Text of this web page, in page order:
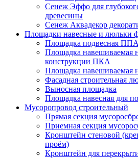
Сенеж Эффо для
древесины
Сенеж Аквадекор
Площадки навесные и люльки
Площадка подвесная ППА
Площадка навешиваемая
конструкции ПКА
Площадка навешиваемая
Фасадная строительная
Выносная площадка
Площадка навесная для
Мусоропровод строительный
Прямая секция
Приемная секция
Кронштейн стеновой
проём)
Кронштейн для